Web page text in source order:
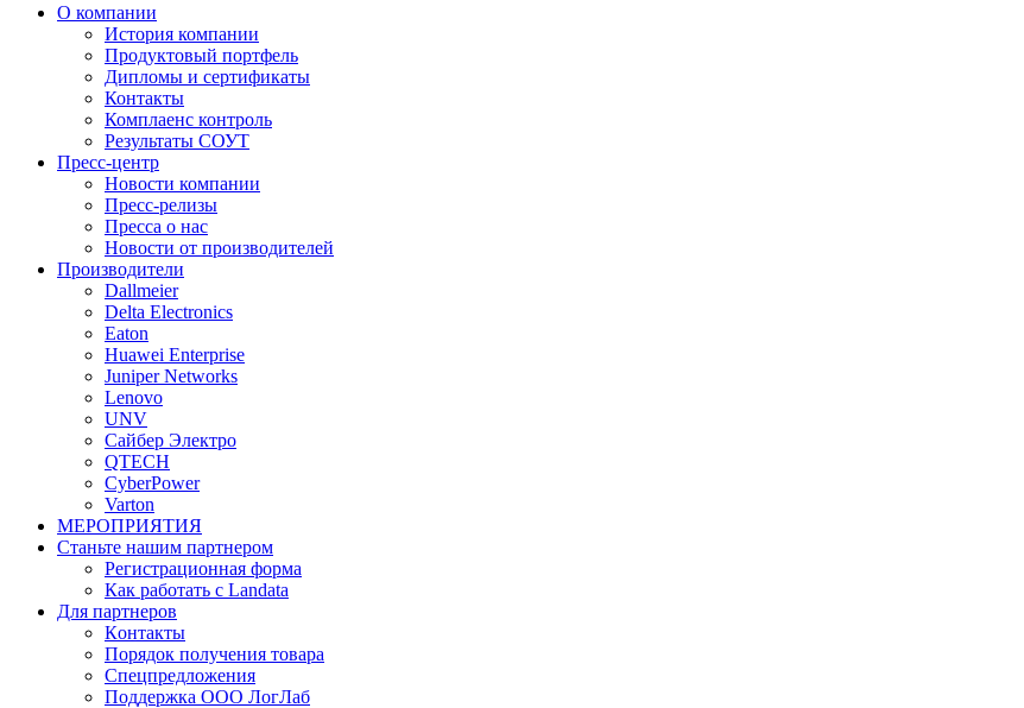
О компании
История компании
Продуктовый портфель
Дипломы и сертификаты
Контакты
Комплаенс контроль
Результаты СОУТ
Пресс-центр
Новости компании
Пресс-релизы
Пресса о нас
Новости от производителей
Производители
Dallmeier
Delta Electronics
Eaton
Huawei Enterprise
Juniper Networks
Lenovo
UNV
Сайбер Электро
QTECH
CyberPower
Varton
МЕРОПРИЯТИЯ
Станьте нашим партнером
Регистрационная форма
Как работать с Landata
Для партнеров
Кoнтaкты
Порядок получения товара
Спецпредложения
Поддержка ООО ЛогЛаб